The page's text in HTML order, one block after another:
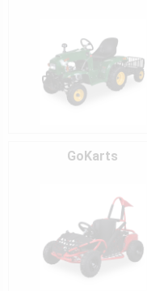
GoKarts